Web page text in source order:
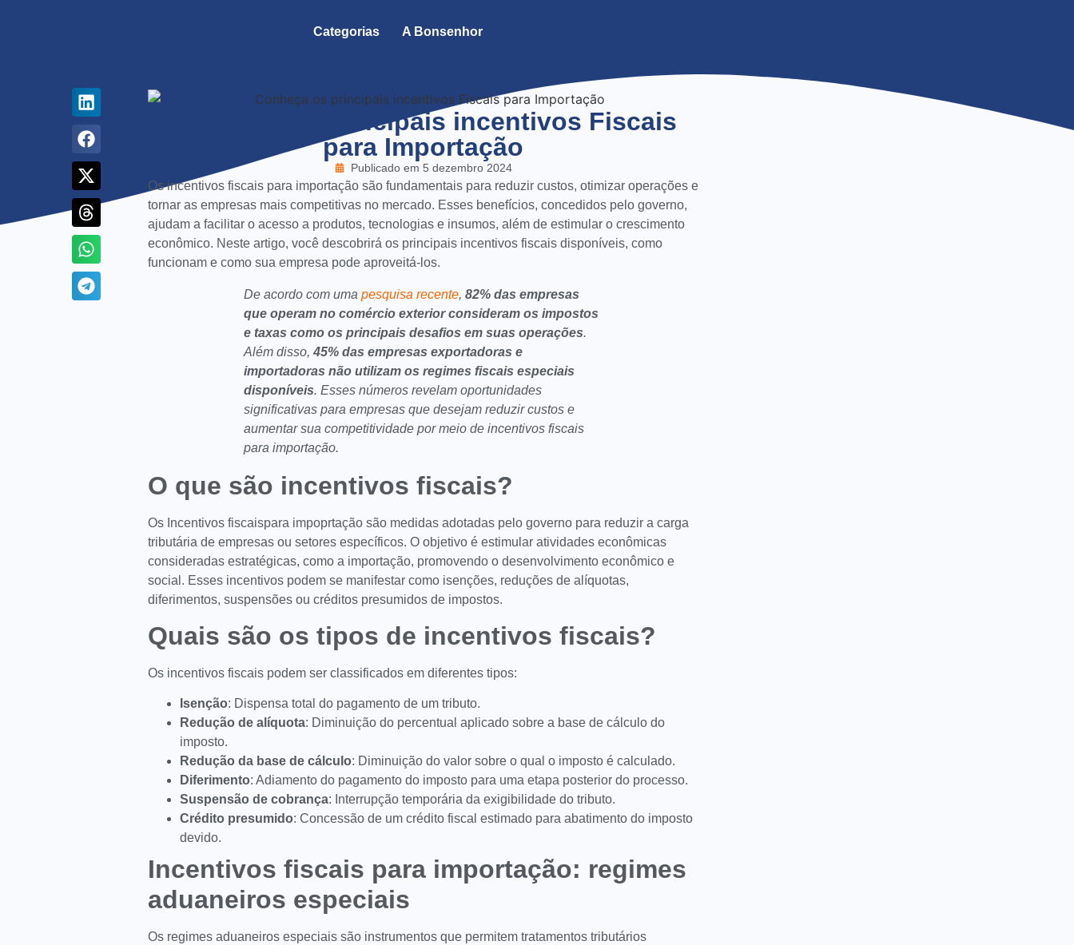
Categorias A Bonsenhor
Conheça os principais incentivos Fiscais
para Importação
Publicado em 5 dezembro 2024
Os incentivos fiscais para importação são fundamentais para reduzir custos, otimizar operações e
tornar as empresas mais competitivas no mercado. Esses benefícios, concedidos pelo governo,
ajudam a facilitar o acesso a produtos, tecnologias e insumos, além de estimular o crescimento
econômico. Neste artigo, você descobrirá os principais incentivos fiscais disponíveis, como
funcionam e como sua empresa pode aproveitá-los.
De acordo com uma pesquisa recente, 82% das empresas
que operam no comércio exterior consideram os impostos
e taxas como os principais desafios em suas operações.
Além disso, 45% das empresas exportadoras e
importadoras não utilizam os regimes fiscais especiais
disponíveis. Esses números revelam oportunidades
significativas para empresas que desejam reduzir custos e
aumentar sua competitividade por meio de incentivos fiscais
para importação.
O que são incentivos fiscais?
Os Incentivos fiscaispara impoprtação são medidas adotadas pelo governo para reduzir a carga
tributária de empresas ou setores específicos. O objetivo é estimular atividades econômicas
consideradas estratégicas, como a importação, promovendo o desenvolvimento econômico e
social. Esses incentivos podem se manifestar como isenções, reduções de alíquotas,
diferimentos, suspensões ou créditos presumidos de impostos.
Quais são os tipos de incentivos fiscais?
Os incentivos fiscais podem ser classificados em diferentes tipos:
Isenção: Dispensa total do pagamento de um tributo.
Redução de alíquota: Diminuição do percentual aplicado sobre a base de cálculo do
imposto.
Redução da base de cálculo: Diminuição do valor sobre o qual o imposto é calculado.
Diferimento: Adiamento do pagamento do imposto para uma etapa posterior do processo.
Suspensão de cobrança: Interrupção temporária da exigibilidade do tributo.
Crédito presumido: Concessão de um crédito fiscal estimado para abatimento do imposto
devido.
Incentivos fiscais para importação: regimes
aduaneiros especiais
Os regimes aduaneiros especiais são instrumentos que permitem tratamentos tributários